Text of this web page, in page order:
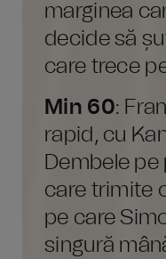
marginea
decide să
care trece
Min 60:
rapid, cu
Dembele
care trimite
pe care
singură